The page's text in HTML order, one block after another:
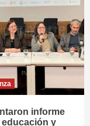
informe
y